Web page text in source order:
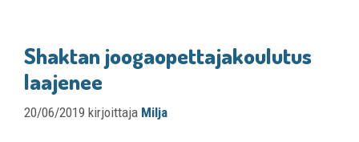
Shaktan joogaopettajakoulutus
laajenee
20/06/2019 kirjoittaja Milja